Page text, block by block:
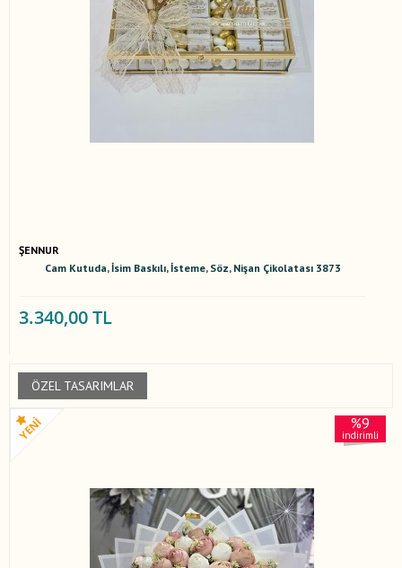
ŞENNUR
Cam Kutuda, İsim Baskılı, İsteme, Söz, Nişan Çikolatası 3873
3.340,00 TL
ÖZEL TASARIMLAR
%9
indirimli